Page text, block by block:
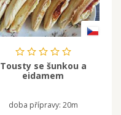
Tousty se šunkou a
eidamem
doba přípravy: 20m